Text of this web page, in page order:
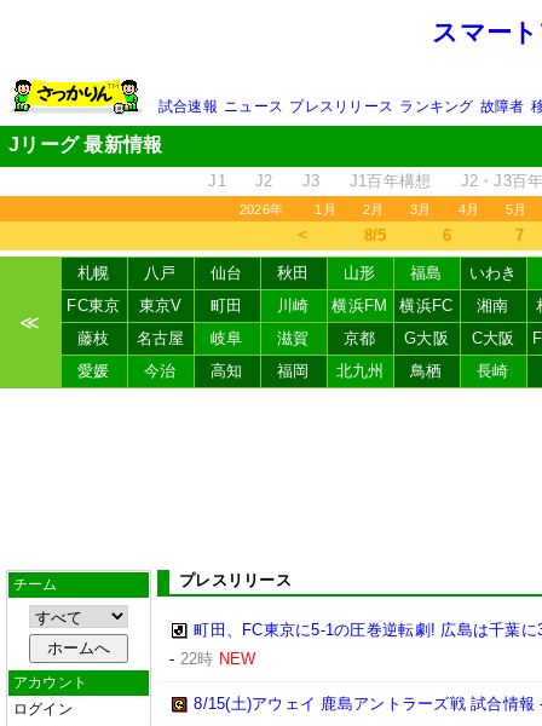
スマー
試合速報 ニュース プレスリリース ランキング 故障者
Jリーグ 最新情報
J1 J2 J3 J1百年構想 J2・J3百
2026年 1月 2月 3月 4月 5月
＜ 8/5 6 7
≪
札幌 八戸 仙台 秋田 山形 福島
いわき
FC東京
東京V 町田 川崎 横浜FM 横浜FC 湘南
藤枝
名古屋 岐阜 滋賀 京都 G大阪 C大阪
愛媛
今治 高知 福岡 北九州 鳥栖 長崎
チーム
アカウント
ログイン
プレスリリース
町田、FC東京に5-1の圧巻逆転劇! 広島は千葉
- 22時 NEW
8/15(土)アウェイ 鹿島アントラーズ戦 試合情報